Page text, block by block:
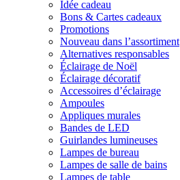
Idée cadeau
Bons & Cartes cadeaux
Promotions
Nouveau dans l’assortiment
Alternatives responsables
Éclairage de Noël
Éclairage décoratif
Accessoires d’éclairage
Ampoules
Appliques murales
Bandes de LED
Guirlandes lumineuses
Lampes de bureau
Lampes de salle de bains
Lampes de table